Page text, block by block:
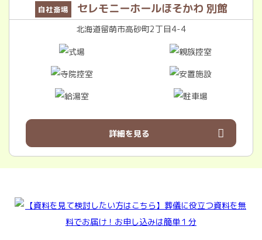
自社斎場 セレモニーホールほそかわ 別館
北海道留萌市高砂町2丁目4-4
詳細を見る